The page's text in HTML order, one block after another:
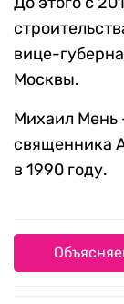
вице-
Москвы.
Михаил Мень
священника
в 1990 году.